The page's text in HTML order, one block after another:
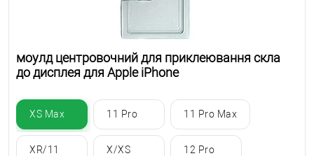
моулд центровочний для приклеювання скла
до дисплея для Apple iPhone
XS Max 11 Pro 11 Pro Max
XR/11 X/XS 12 Pro